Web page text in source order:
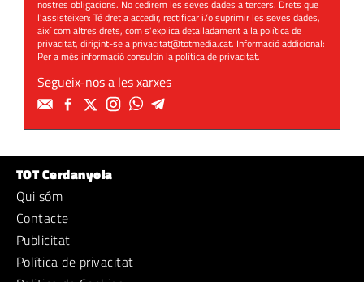
nostres obligacions. No cedirem les seves dades a tercers. Drets que
l'assisteixen: Té dret a accedir, rectificar i/o suprimir les seves dades,
així com altres drets, com s'explica detalladament a la política de
privacitat, dirigint-se aprivacitat@totmedia.cat. Informació addicional:
Per a més informació consultin lapolítica de privacitat.
Segueix-nos a les xarxes
TOT Cerdanyola
Qui sóm
Contacte
Publicitat
Política de privacitat